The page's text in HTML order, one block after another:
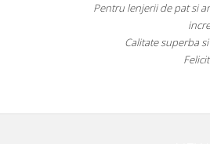
lenjerii de pat si articole de casa apelez
Calitate superba si o echipa extraordinara.